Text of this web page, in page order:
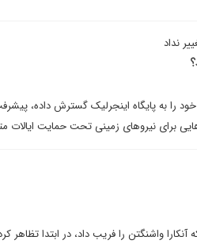
نداد
را به پایگاه اینجرلیک گسترش داده،
برای نیروهای زمینی تحت حمایت ایالات
آنکارا واشنگتن را فریب داد، در ابتدا